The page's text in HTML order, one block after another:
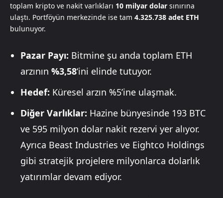
toplam kripto ve nakit varlıkları 10 milyar dolar sınırına
ulaştı. Portföyün merkezinde ise tam 4.325.738 adet ETH
bulunuyor.
Pazar Payı: Bitmine şu anda toplam ETH
arzının %3,58‘ini elinde tutuyor.
Hedef: Küresel arzın %5’ine ulaşmak.
Diğer Varlıklar: Hazine bünyesinde 193 BTC
ve 595 milyon dolar nakit rezervi yer alıyor.
Ayrıca Beast Industries ve Eightco Holdings
gibi stratejik projelere milyonlarca dolarlık
yatırımlar devam ediyor.